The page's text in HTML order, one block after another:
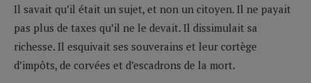
Il savait qu’il était un sujet, et non un citoyen. Il ne payait
pas plus de taxes qu’il ne le devait. Il dissimulait sa
richesse. Il esquivait ses souverains et leur cortège
d’impôts, de corvées et d’escadrons de la mort.